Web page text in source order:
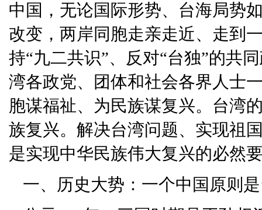
中国，无论国际形势、台海局势
改变，两岸同胞走亲走近、走到
持“九二共识”、反对“台独”的共
湾各政党、团体和社会各界人士
胞谋福祉、为民族谋复兴。台湾
族复兴。解决台湾问题、实现祖
是实现中华民族伟大复兴的必然
一、历史大势：一个中国原则